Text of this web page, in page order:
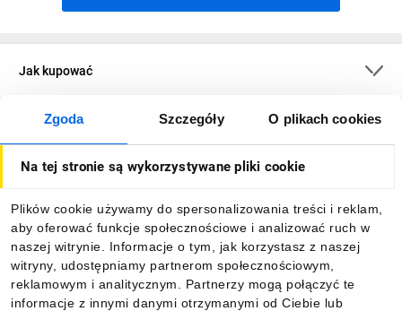
Zgoda Szczegóły O plikach cookies
Na tej stronie są wykorzystywane pliki cookie
Plików cookie używamy do spersonalizowania treści i reklam,
aby oferować funkcje społecznościowe i analizować ruch w
naszej witrynie. Informacje o tym, jak korzystasz z naszej
witryny, udostępniamy partnerom społecznościowym,
reklamowym i analitycznym. Partnerzy mogą połączyć te
informacje z innymi danymi otrzymanymi od Ciebie lub
Jak kupować
O firmie
Informacje
Pobierz naszą aplikację mobilną: